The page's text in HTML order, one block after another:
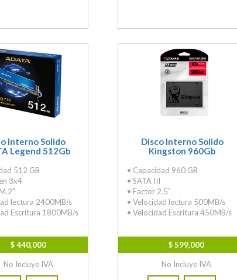
Interno Solido
Legend 512Gb
512 GB
3x4
lectura 2400MB/s
Escritura 1800MB/s
$ 440,000
No Incluye IVA
Disco Interno Solido
Kingston 960Gb
• Capacidad 960 GB
• SATA III
• Factor 2.5"
• Velocidad lectura 500MB/s
• Velocidad Escritura 450MB/s
$ 599,000
No Incluye IVA